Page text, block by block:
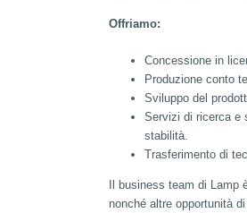
Offriamo:
Concessione in
Produzione conto
Sviluppo del
Servizi di ricerca e
stabilità.
Trasferimento di
Il business team di
nonché altre opportunità